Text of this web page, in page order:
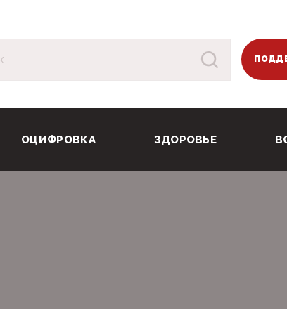
ОЦИФРОВКА ЗДОРОВЬЕ